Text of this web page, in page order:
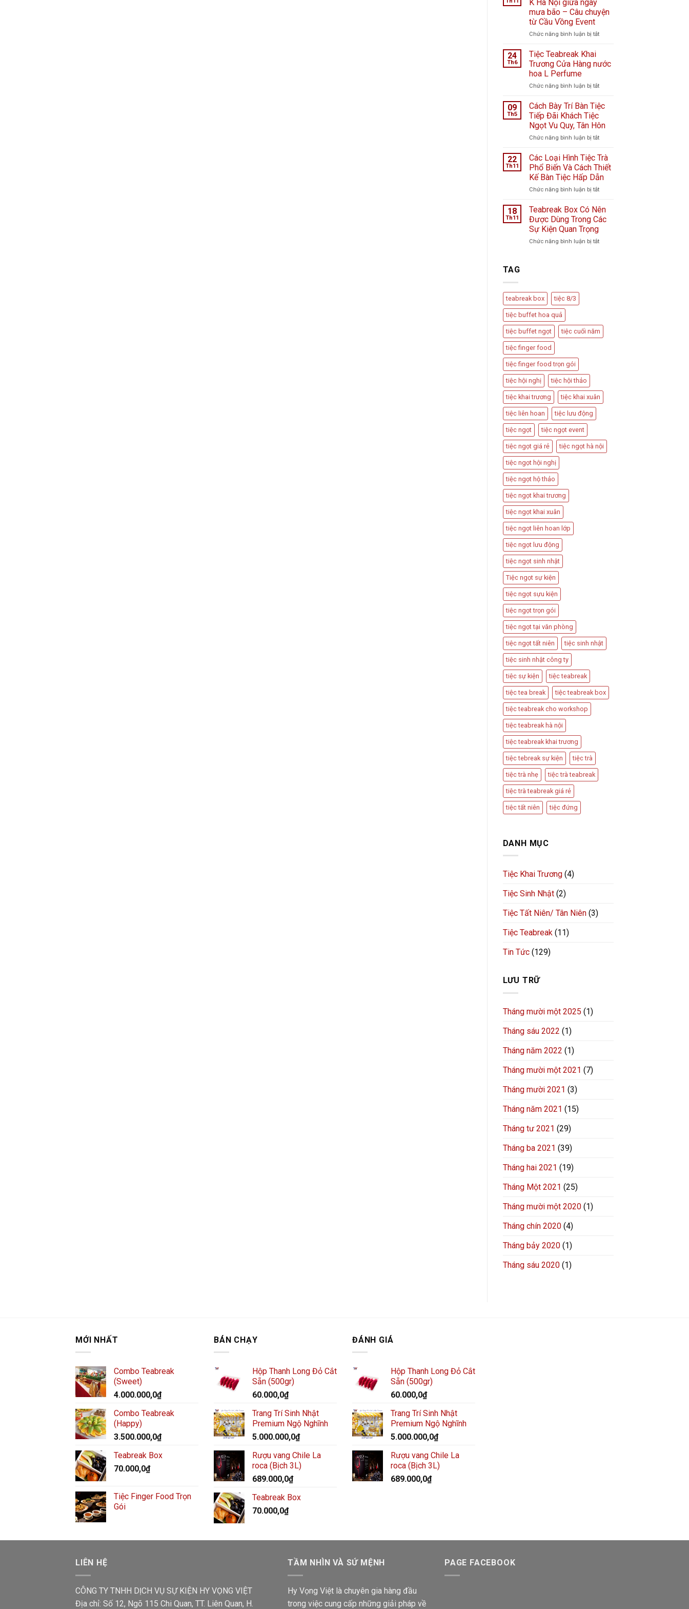
K Hà Nội giữa ngày
mưa bão – Câu chuyện
từ Cầu Vồng Event
Chức năng bình luận bị tắtở
tại
Bệnh
K
Nội
giữa
ngày
mưa
bão
Câu
chuyện
từ
Cầu
Vồng
24
Th6
Tiệc Teabreak Khai
Trương Cửa Hàng nước
hoa L Perfume
Chức năng bình luận bị tắtở
Teabreak
Khai
Cửa
Hàng
hoa
L
Perfume
09
Th5
Cách Bày Trí Bàn Tiệc
Tiếp Đãi Khách Tiệc
Ngọt Vu Quy, Tân Hôn
Chức năng bình luận bị tắtở
Bày
Trí
Bàn
Tiệc
Tiếp
Khách
Tiệc
Vu
Quy,
22
Th11
Các Loại Hình Tiệc Trà
Phổ Biến Và Cách Thiết
Kế Bàn Tiệc Hấp Dẫn
Chức năng bình luận bị tắtở
Loại
Hình
Tiệc
Trà
Phổ
18
Th11
Teabreak Box Có Nên
Được Dùng Trong Các
Sự Kiện Quan Trọng
Chức năng bình luận bị tắtở
Kiện
Quan
TAG
teabreak box tiệc 8/3
tiệc buffet hoa quả
tiệc buffet ngọt tiệc cuối năm
tiệc finger food
tiệc finger food trọn gói
tiệc hội nghị tiệc hội thảo
tiệc khai trương tiệc khai xuân
tiệc liên hoan tiệc lưu động
tiệc ngọt tiệc ngọt event
tiệc ngọt giá rẻ tiệc ngọt hà nội
tiệc ngọt hội nghị
tiệc ngọt hộ thảo
tiệc ngọt khai trương
tiệc ngọt khai xuân
tiệc ngọt liên hoan lớp
tiệc ngọt lưu động
tiệc ngọt sinh nhật
Tiệc ngọt sự kiện
tiệc ngọt sựu kiện
tiệc ngọt trọn gói
tiệc ngọt tại văn phòng
tiệc ngọt tất niên tiệc sinh nhật
tiệc sinh nhật công ty
tiệc sự kiện tiệc teabreak
tiệc tea break tiệc teabreak box
tiệc teabreak cho workshop
tiệc teabreak hà nội
tiệc teabreak khai trương
tiệc tebreak sự kiện tiệc trà
tiệc trà nhẹ tiệc trà teabreak
tiệc trà teabreak giá rẻ
tiệc tất niên tiệc đứng
DANH MỤC
Tiệc Khai Trương(4)
Tiệc Sinh Nhật(2)
Tiệc Tất Niên/ Tân Niên(3)
Tiệc Teabreak(11)
Tin Tức(129)
LƯU TRỮ
Tháng mười một 2025 (1)
Tháng sáu 2022 (1)
Tháng năm 2022 (1)
Tháng mười một 2021 (7)
Tháng mười 2021 (3)
Tháng năm 2021 (15)
Tháng tư 2021 (29)
Tháng ba 2021 (39)
Tháng hai 2021 (19)
Tháng Một 2021 (25)
Tháng mười một 2020(1)
Tháng chín 2020(4)
Tháng bảy 2020(1)
Tháng sáu 2020(1)
MỚI NHẤT
Combo Teabreak
(Sweet)
4.000.000,0₫
Combo Teabreak
(Happy)
3.500.000,0₫
Teabreak Box
70.000,0₫
Tiệc Finger Food Trọn
Gói
BÁN CHẠY
Hộp Thanh Long Đỏ Cắt
Sẵn (500gr)
60.000,0₫
Trang Trí Sinh Nhật
Premium Ngộ Nghĩnh
5.000.000,0₫
Rượu vang Chile La
roca (Bịch 3L)
689.000,0₫
Teabreak Box
70.000,0₫
ĐÁNH GIÁ
Hộp Thanh Long Đỏ Cắt
Sẵn (500gr)
60.000,0₫
Trang Trí Sinh Nhật
Premium Ngộ Nghĩnh
5.000.000,0₫
Rượu vang Chile La
roca (Bịch 3L)
689.000,0₫
LIÊN HỆ
CÔNG TY TNHH DỊCH VỤ SỰ KIỆN HY VỌNG VIỆT
Địa chỉ: Số 12, Ngõ 115 Chi Quan, TT. Liên Quan, H.
TẦM NHÌN VÀ SỨ MỆNH
Hy Vọng Việt là chuyên gia hàng đầu
trong việc cung cấp những giải pháp về
PAGE FACEBOOK